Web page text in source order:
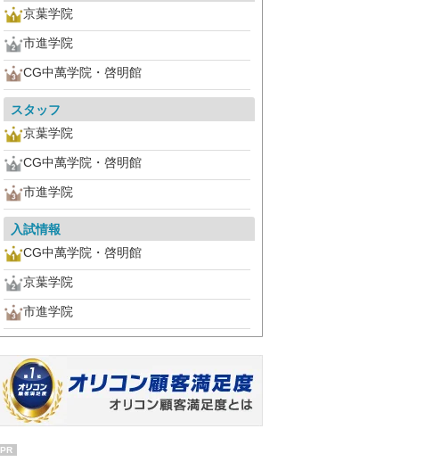
京葉学院
市進学院
CG中萬学院・啓明館
スタッフ
京葉学院
CG中萬学院・啓明館
市進学院
入試情報
CG中萬学院・啓明館
京葉学院
市進学院
PR